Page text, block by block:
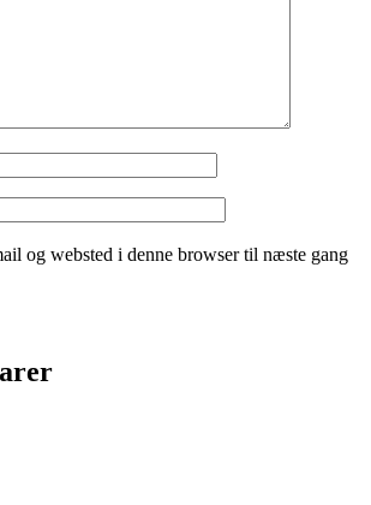
og websted i denne browser til næste gang